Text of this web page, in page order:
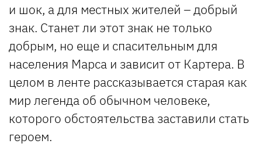
и шок, а для местных жителей – добрый
знак. Станет ли этот знак не только
добрым, но еще и спасительным для
населения Марса и зависит от Картера. В
целом в ленте рассказывается старая как
мир легенда об обычном человеке,
которого обстоятельства заставили стать
героем.